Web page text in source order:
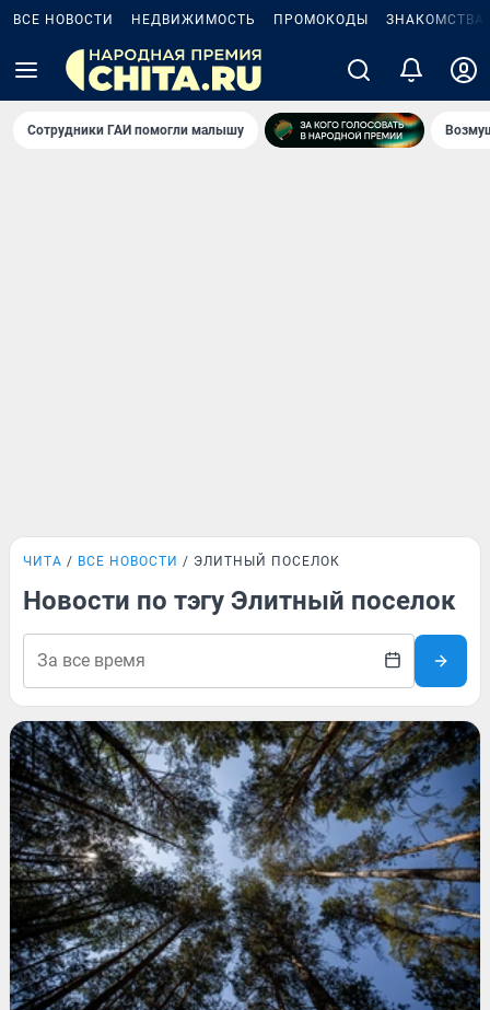
ВСЕ НОВОСТИ НЕДВИЖИМОСТЬ ПРОМОКОДЫ ЗНАКОМСТВА
Сотрудники ГАИ помогли малышу
ЧИТА ВСЕ НОВОСТИ ЭЛИТНЫЙ ПОСЕЛОК
Новости по тэгу Элитный поселок